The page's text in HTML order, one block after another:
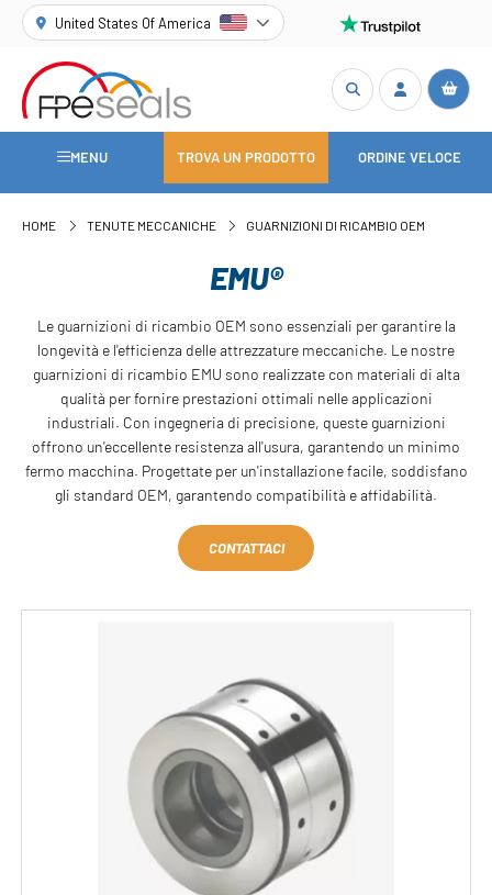
United States Of America
MENU TROVA UN PRODOTTO ORDINE VELOCE
HOME TENUTE MECCANICHE GUARNIZIONI DI RICAMBIO OEM
EMU®
Le guarnizioni di ricambio OEM sono essenziali per garantire la
longevità e l'efficienza delle attrezzature meccaniche. Le nostre
guarnizioni di ricambio EMU sono realizzate con materiali di alta
qualità per fornire prestazioni ottimali nelle applicazioni
industriali. Con ingegneria di precisione, queste guarnizioni
offrono un'eccellente resistenza all'usura, garantendo un minimo
fermo macchina. Progettate per un'installazione facile, soddisfano
gli standard OEM, garantendo compatibilità e affidabilità.
CONTATTACI